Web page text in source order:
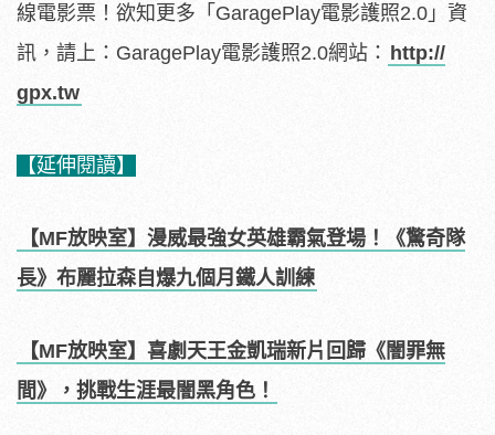
線電影票！欲知更多「GaragePlay電影護照2.0」資
訊，請上：GaragePlay電影護照2.0網站： http://
gpx.tw
【延伸閱讀】
【MF放映室】漫威最強女英雄霸氣登場！《驚奇隊
長》布麗拉森自爆九個月鐵人訓練
【MF放映室】喜劇天王金凱瑞新片回歸《闇罪無
間》，挑戰生涯最闇黑角色！